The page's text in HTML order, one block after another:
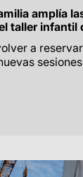
amplía
taller infantil
a